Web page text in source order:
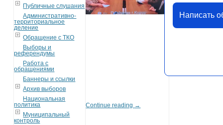
Публичные слушания
Административно-
территориальное
деление
Обращение с ТКО
Выборы и
референдумы
Работа с
обращениями
Баннеры и ссылки
Архив выборов
Национальная
политика
Муниципальный
контроль
Continue reading →
Написать